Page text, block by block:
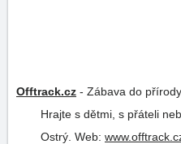
Offtrack.cz - Zábava do
Hrajte s dětmi, s přáteli
Ostrý. Web: